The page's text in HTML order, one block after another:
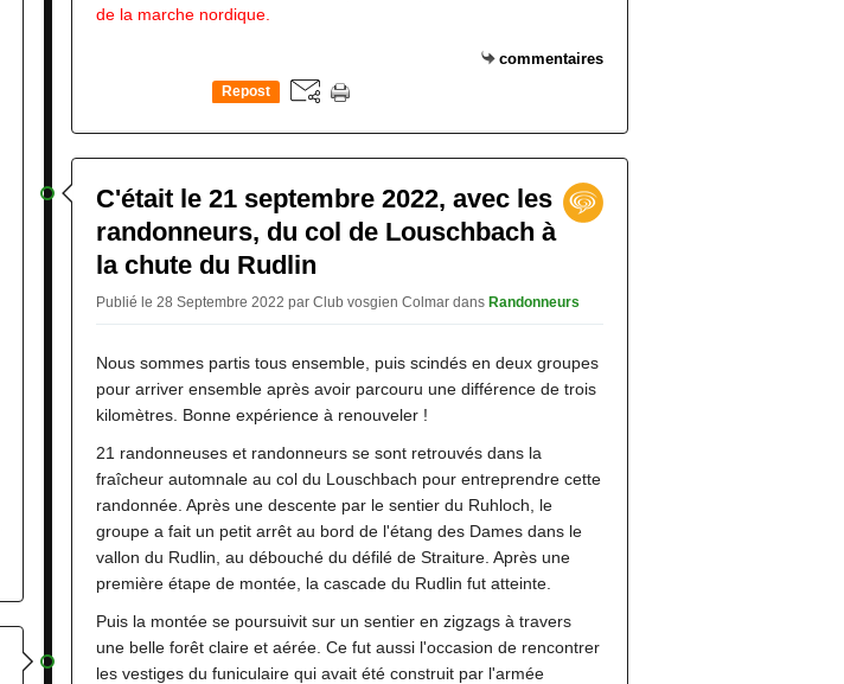
de la marche nordique.
commentaires
Repost
C'était le 21 septembre 2022, avec les
randonneurs, du col de Louschbach à
la chute du Rudlin
Publié le 28 Septembre 2022 par Club vosgien Colmar dans Randonneurs
Nous sommes partis tous ensemble, puis scindés en deux groupes
pour arriver ensemble après avoir parcouru une différence de trois
kilomètres. Bonne expérience à renouveler !
21 randonneuses et randonneurs se sont retrouvés dans la
fraîcheur automnale au col du Louschbach pour entreprendre cette
randonnée. Après une descente par le sentier du Ruhloch, le
groupe a fait un petit arrêt au bord de l'étang des Dames dans le
vallon du Rudlin, au débouché du défilé de Straiture. Après une
première étape de montée, la cascade du Rudlin fut atteinte.
Puis la montée se poursuivit sur un sentier en zigzags à travers
une belle forêt claire et aérée. Ce fut aussi l'occasion de rencontrer
les vestiges du funiculaire qui avait été construit par l'armée